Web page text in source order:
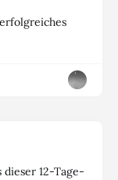
dieser 12-Tage-